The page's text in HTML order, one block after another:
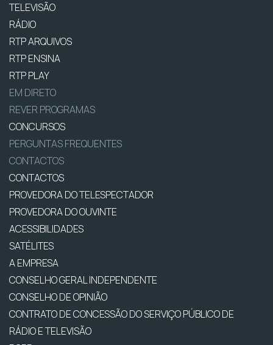
TELEVISÃO
RÁDIO
RTP ARQUIVOS
RTP ENSINA
RTP PLAY
EM DIRETO
REVER PROGRAMAS
CONCURSOS
PERGUNTAS FREQUENTES
CONTACTOS
CONTACTOS
PROVEDORA DO TELESPECTADOR
PROVEDORA DO OUVINTE
ACESSIBILIDADES
SATÉLITES
A EMPRESA
CONSELHO GERAL INDEPENDENTE
CONSELHO DE OPINIÃO
CONTRATO DE CONCESSÃO DO SERVIÇO PÚBLICO DE
RÁDIO E TELEVISÃO